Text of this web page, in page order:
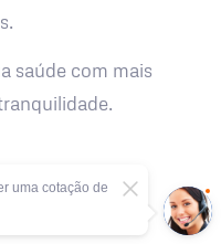
saúde com mais
uma cotação de